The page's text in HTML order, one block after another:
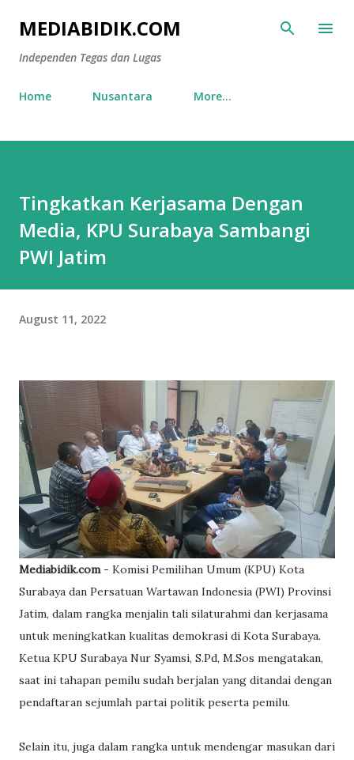
Skip to main content
MEDIABIDIK.COM
Independen Tegas dan Lugas
Home Nusantara More…
Tingkatkan Kerjasama Dengan
Media, KPU Surabaya Sambangi
PWI Jatim
August 11, 2022
Mediabidik.com- Komisi Pemilihan Umum (KPU) Kota
Surabaya dan Persatuan Wartawan Indonesia (PWI) Provinsi
Jatim, dalam rangka menjalin tali silaturahmi dan kerjasama
untuk meningkatkan kualitas demokrasi di Kota Surabaya.
Ketua KPU Surabaya Nur Syamsi, S.Pd, M.Sos mengatakan,
saat ini tahapan pemilu sudah berjalan yang ditandai dengan
pendaftaran sejumlah partai politik peserta pemilu.
Selain itu, juga dalam rangka untuk mendengar masukan dari